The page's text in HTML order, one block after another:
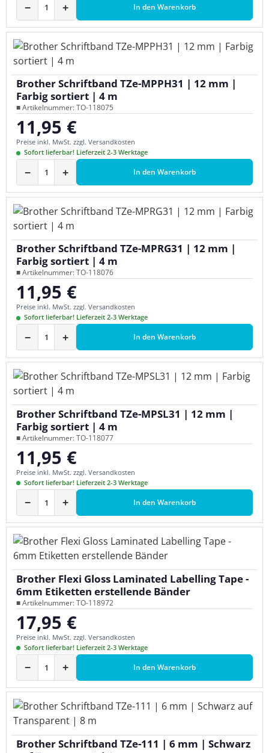
− + In den Warenkorb
Brother Schriftband TZe-MPPH31 | 12 mm |
Farbig sortiert | 4 m
■ Artikelnummer: TO-118075
Regulärer Preis:
11,95 €
Preise inkl. MwSt. zzgl. Versandkosten
Sofort lieferbar! Lieferzeit 2-3 Werktage
− + In den Warenkorb
Brother Schriftband TZe-MPRG31 | 12 mm |
Farbig sortiert | 4 m
■ Artikelnummer: TO-118076
Regulärer Preis:
11,95 €
Preise inkl. MwSt. zzgl. Versandkosten
Sofort lieferbar! Lieferzeit 2-3 Werktage
− + In den Warenkorb
Brother Schriftband TZe-MPSL31 | 12 mm |
Farbig sortiert | 4 m
■ Artikelnummer: TO-118077
Regulärer Preis:
11,95 €
Preise inkl. MwSt. zzgl. Versandkosten
Sofort lieferbar! Lieferzeit 2-3 Werktage
− + In den Warenkorb
Brother Flexi Gloss Laminated Labelling Tape -
6mm Etiketten erstellende Bänder
■ Artikelnummer: TO-118972
Regulärer Preis:
17,95 €
Preise inkl. MwSt. zzgl. Versandkosten
Sofort lieferbar! Lieferzeit 2-3 Werktage
− + In den Warenkorb
Brother Schriftband TZe-111 | 6 mm | Schwarz